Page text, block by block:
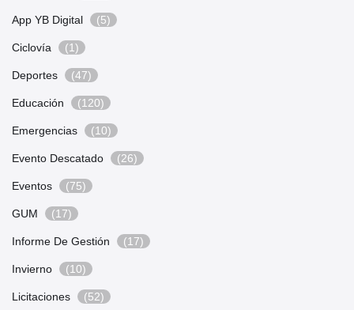
App YB Digital (5)
Ciclovía (1)
Deportes (47)
Educación (120)
Emergencias (10)
Evento Descatado (26)
Eventos (75)
GUM (17)
Informe De Gestión (17)
Invierno (10)
Licitaciones (52)